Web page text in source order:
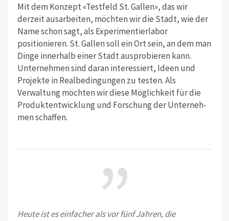
Mit dem Konzept «Testfeld St. Gallen», das wir
derzeit ausarbeiten, möchten wir die Stadt, wie der
Name schon sagt, als Experimentierlabor
positionieren. St. Gal­len soll ein Ort sein, an dem man
Dinge innerhalb einer Stadt ausprobieren kann.
Unternehmen sind daran interessiert, Ideen und
Projekte in Realbedingungen zu testen. Als
Verwaltung möchten wir diese Möglichkeit für die
Produktent­wicklung und Forschung der Unterneh­
men schaffen.
”
Heute ist es einfacher als vor fünf Jahren, die